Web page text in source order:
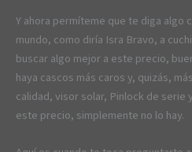
Y ahora permíteme que te diga algo
mundo, como diría Isra Bravo, a
buscar algo mejor a este precio,
haya cascos más caros y, quizás,
calidad, visor solar, Pinlock de serie
este precio, simplemente no lo hay.